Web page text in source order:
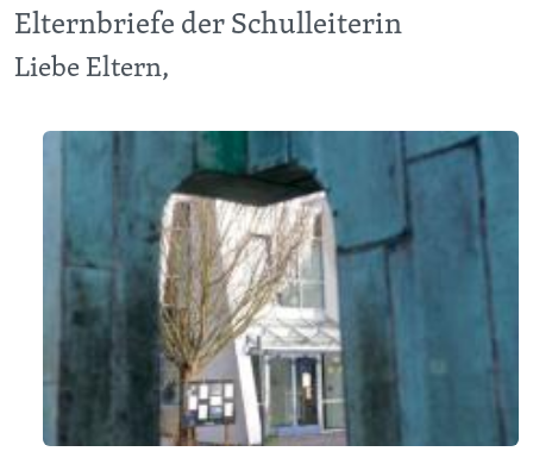
Elternbriefe der Schulleiterin
Liebe Eltern,
Image